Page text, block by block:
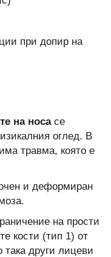
при допир на
на носасе
оглед. В
травма, която е
и деформиран
на прости
кости (тип 1) от
други лицеви